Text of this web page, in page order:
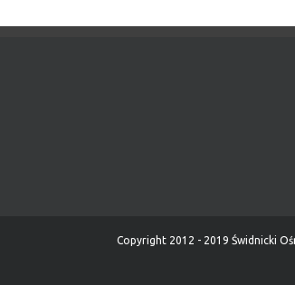
Copyright 2012 - 2019 Świdnicki